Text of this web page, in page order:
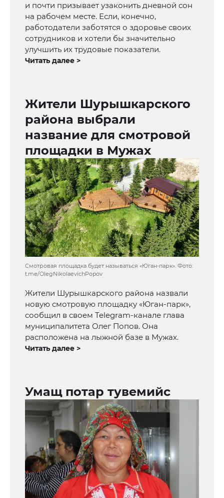
и почти призывает узаконить дневной сон
на рабочем месте. Если, конечно,
работодатели заботятся о здоровье своих
сотрудников и хотели бы значительно
улучшить их трудовые показатели.
Читать далее >
Жители Шурышкарского
района выбрали
название для смотровой
площадки в Мужах
Смотровая площадка будет называться «Юган-парк». Фото:
t.me/OlegNikolaevichPopov
Жители Шурышкарского района назвали
новую смотровую площадку «Юган-парк»,
сообщил в своем Telegram-канале глава
муниципалитета Олег Попов. Она
расположена на лыжной базе в Мужах.
Читать далее >
Умащ потар тувемийс